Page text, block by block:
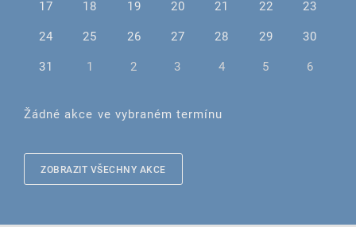
17
18 19 20 21 22
23
24
25 26 27 28 29
30
31
1 2 3 4 5 6
Žádné akce ve vybraném termínu
ZOBRAZIT VŠECHNY AKCE